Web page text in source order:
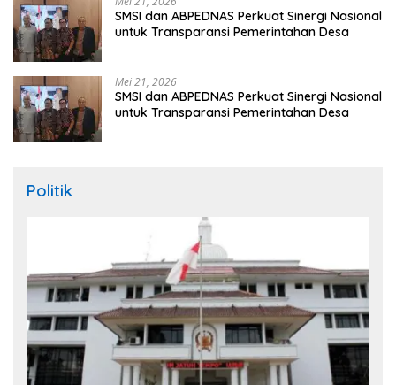
SMSI dan ABPEDNAS Perkuat Sinergi Nasional
untuk Transparansi Pemerintahan Desa
Mei 21, 2026
SMSI dan ABPEDNAS Perkuat Sinergi Nasional
untuk Transparansi Pemerintahan Desa
Politik